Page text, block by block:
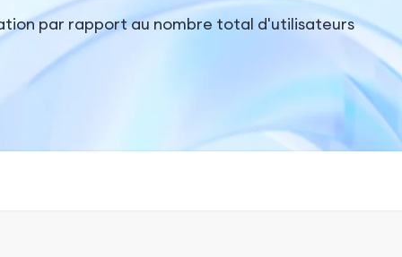
par rapport au nombre total d'utilisateurs